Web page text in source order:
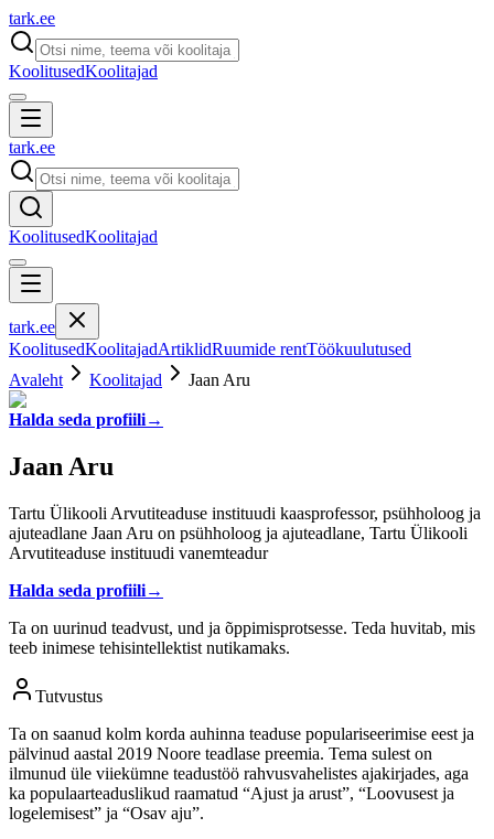
tark.ee
KoolitusedKoolitajad
tark.ee
KoolitusedKoolitajad
tark.ee
KoolitusedKoolitajadArtiklidRuumide rentTöökuulutused
Avaleht
Koolitajad Jaan Aru
Halda seda profiili→
Jaan Aru
Tartu Ülikooli Arvutiteaduse instituudi kaasprofessor, psühholoog ja
ajuteadlane Jaan Aru on psühholoog ja ajuteadlane, Tartu Ülikooli
Arvutiteaduse instituudi vanemteadur
Halda seda profiili→
Ta on uurinud teadvust, und ja õppimisprotsesse. Teda huvitab, mis
teeb inimese tehisintellektist nutikamaks.
Tutvustus
Ta on saanud kolm korda auhinna teaduse populariseerimise eest ja
pälvinud aastal 2019 Noore teadlase preemia. Tema sulest on
ilmunud üle viiekümne teadustöö rahvusvahelistes ajakirjades, aga
ka populaarteaduslikud raamatud “Ajust ja arust”, “Loovusest ja
logelemisest” ja “Osav aju”.